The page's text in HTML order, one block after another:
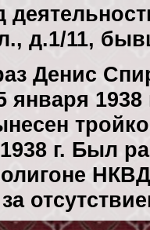
д.1/11,
Денис
января 1938
г. Был